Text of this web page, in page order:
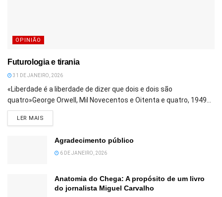
OPINIÃO
Futurologia e tirania
31 DE JANEIRO, 2026
«Liberdade é a liberdade de dizer que dois e dois são
quatro»George Orwell, Mil Novecentos e Oitenta e quatro, 1949...
LER MAIS
Agradecimento público
6 DE JANEIRO, 2026
Anatomia do Chega: A propósito de um livro
do jornalista Miguel Carvalho